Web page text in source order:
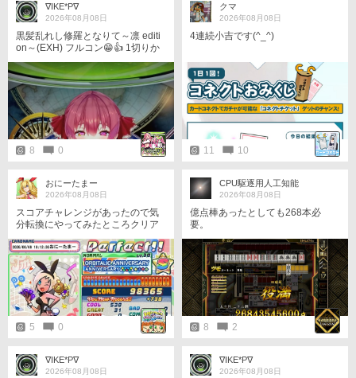
∇IKE*P∇
2026年08月08日
黒髪乱れし修羅となりて～凛 editi
on～(EXH) フルコン😁👍 1切りか
8 0
クマ
2026年08月08日
4連続小吉です(^_^)
11 10
おにーたまー
2026年08月08日
スコアチャレンジがあったので気
分転換にやってみたところクリア
メダル更新できました 何とか銀☆
から金☆になりました
5 0
CPU駆逐用人工知能
2026年08月08日
億点棒あったとしても268本必
要。
8 2
∇IKE*P∇
2026年08月08日
∇IKE*P∇
2026年08月08日